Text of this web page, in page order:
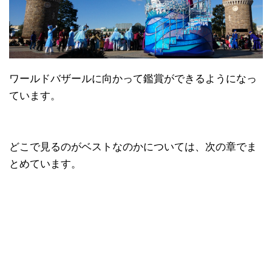
ワールドバザールに向かって鑑賞ができるようになっ
ています。
どこで見るのがベストなのかについては、次の章でま
とめています。